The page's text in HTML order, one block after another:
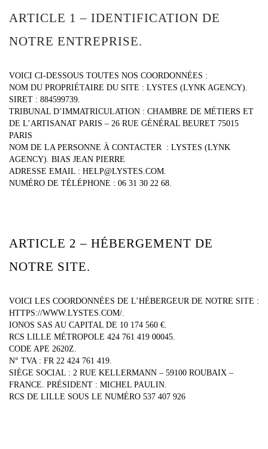
ARTICLE 1 – IDENTIFICATION DE
NOTRE ENTREPRISE.
VOICI CI-DESSOUS TOUTES NOS COORDONNÉES :
NOM DU PROPRIÉTAIRE DU SITE : LYSTES (LYNK AGENCY).
SIRET : 884599739.
TRIBUNAL D’IMMATRICULATION : CHAMBRE DE MÉTIERS ET
DE L’ARTISANAT PARIS – 26 RUE GÉNÉRAL BEURET 75015
PARIS
NOM DE LA PERSONNE À CONTACTER : LYSTES (LYNK
AGENCY). BIAS JEAN PIERRE
ADRESSE EMAIL : HELP@LYSTES.COM.
NUMÉRO DE TÉLÉPHONE : 06 31 30 22 68.
ARTICLE 2 – HÉBERGEMENT DE
NOTRE SITE.
VOICI LES COORDONNÉES DE L’HÉBERGEUR DE NOTRE SITE :
HTTPS://WWW.LYSTES.COM/.
IONOS SAS AU CAPITAL DE 10 174 560 €.
RCS LILLE MÉTROPOLE 424 761 419 00045.
CODE APE 2620Z.
N° TVA : FR 22 424 761 419.
SIÈGE SOCIAL : 2 RUE KELLERMANN – 59100 ROUBAIX –
FRANCE. PRÉSIDENT : MICHEL PAULIN.
RCS DE LILLE SOUS LE NUMÉRO 537 407 926